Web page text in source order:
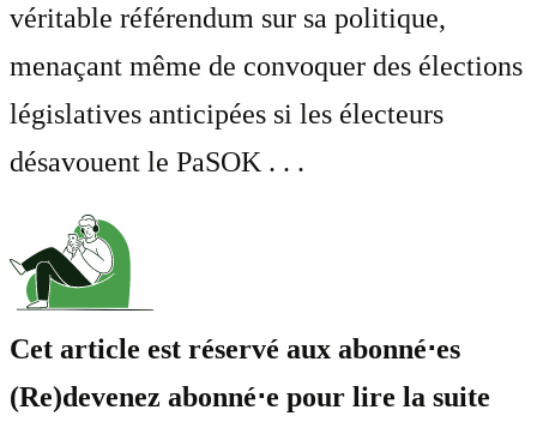
véritable référendum sur sa politique,
menaçant même de convoquer des élections
législatives anticipées si les électeurs
désavouent le PaSOK . . .
Cet article est réservé aux abonné⋅es
(Re)devenez abonné⋅e pour lire la suite